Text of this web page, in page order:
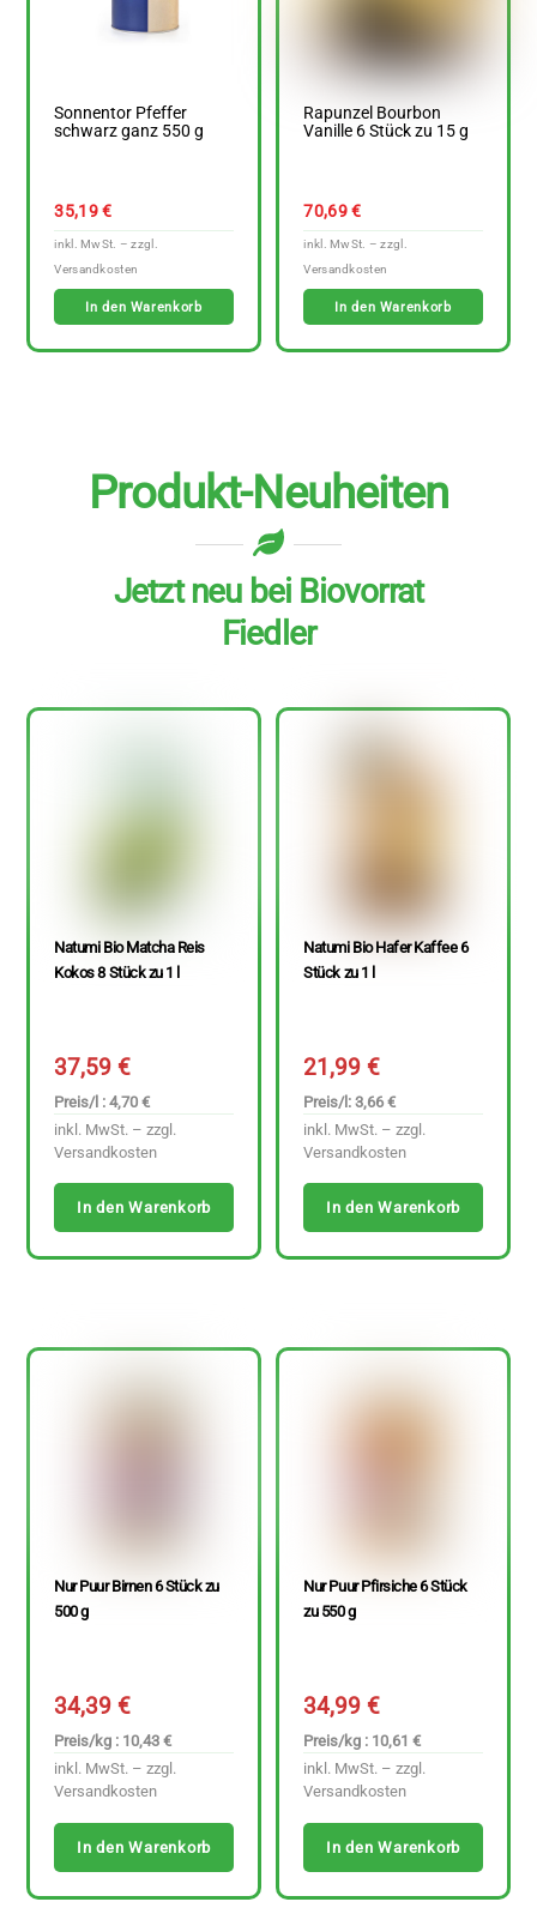
Sonnentor Pfeffer
schwarz ganz 550 g
35,19€
In den Warenkorb
Rapunzel Bourbon
Vanille 6 Stück zu 15 g
70,69€
In den Warenkorb
Produkt-Neuheiten
Jetzt neu bei Biovorrat
Fiedler
Natumi Bio Matcha Reis
Kokos 8 Stück zu 1 l
37,59€
Preis/l : 4,70 €
inkl. MwSt. – zzgl.
Versandkosten
In den Warenkorb
Natumi Bio Hafer Kaffee 6
Stück zu 1 l
21,99€
Preis/l: 3,66 €
inkl. MwSt. – zzgl.
Versandkosten
In den Warenkorb
Nur Puur Birnen 6 Stück zu
500 g
34,39€
Preis/kg : 10,43 €
inkl. MwSt. – zzgl.
Versandkosten
In den Warenkorb
Nur Puur Pfirsiche 6 Stück
zu 550 g
34,99€
Preis/kg : 10,61 €
inkl. MwSt. – zzgl.
Versandkosten
In den Warenkorb